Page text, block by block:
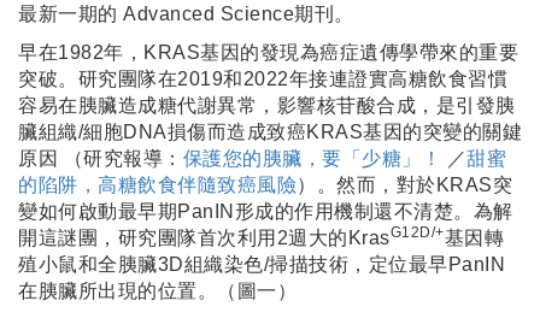
最新一期的 Advanced Science期刊。
早在1982年，KRAS基因的發現為癌症遺傳學帶來的重要
突破。研究團隊在2019和2022年接連證實高糖飲食習慣
容易在胰臟造成糖代謝異常，影響核苷酸合成，是引發胰
臟組織/細胞DNA損傷而造成致癌KRAS基因的突變的關鍵
原因 （研究報導： 保護您的胰臟，要「少糖」！ ／甜蜜
的陷阱，高糖飲食伴隨致癌風險）。然而，對於KRAS突
變如何啟動最早期PanIN形成的作用機制還不清楚。為解
開這謎團，研究團隊首次利用2週大的KrasG12D/+基因轉
殖小鼠和全胰臟3D組織染色/掃描技術，定位最早PanIN
在胰臟所出現的位置。（圖一）